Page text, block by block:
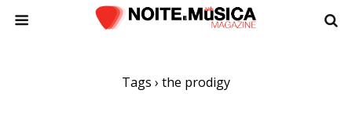
Tags › the prodigy